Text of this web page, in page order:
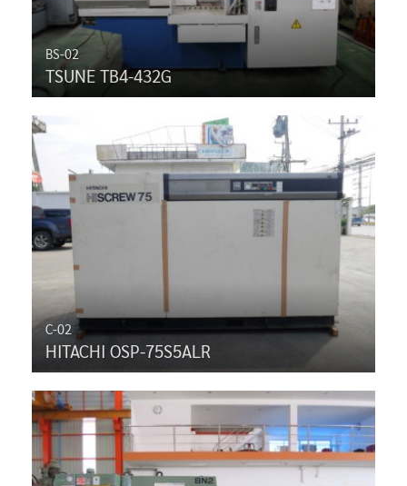
BS-02
TSUNE TB4-432G
C-02
HITACHI OSP-75S5ALR